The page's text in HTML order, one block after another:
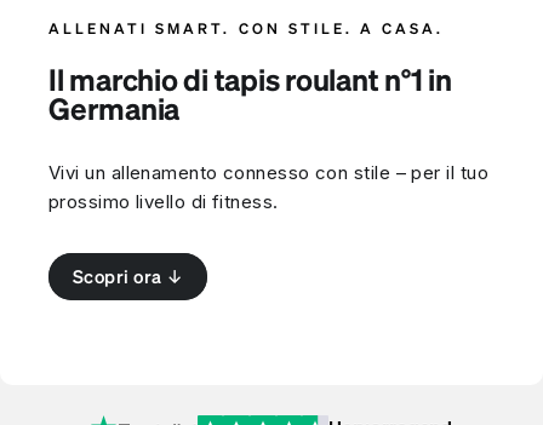
ALLENATI SMART. CON STILE. A CASA.
Il marchio di tapis roulant n°1 in
Germania
Vivi un allenamento connesso con stile – per il tuo
prossimo livello di fitness.
Scopri ora ↓